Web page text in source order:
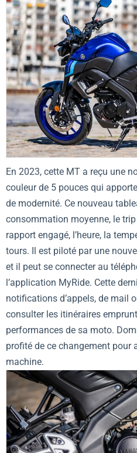
En 2023, cette MT a reçu une
couleur de 5 pouces qui
de modernité. Ce nouveau
consommation moyenne, le trip
rapport engagé, l’heure, la
tours. Il est piloté par une
et il peut se connecter au
l’application MyRide. Cette
notifications d’appels, de mail
consulter les itinéraires
performances de sa moto.
profité de ce changement pour
machine.